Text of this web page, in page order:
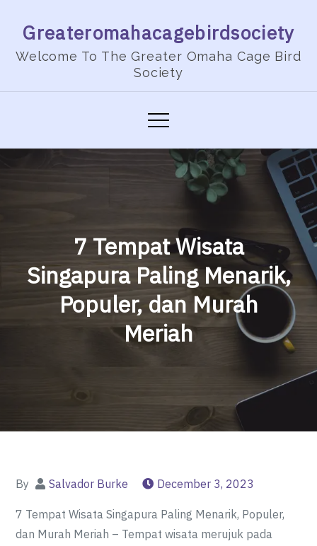
content
Greateromahacagebirdsociety
Welcome To The Greater Omaha Cage Bird
Society
7 Tempat Wisata
Singapura Paling Menarik,
Populer, dan Murah
Meriah
By Salvador Burke December 3, 2023
7 Tempat Wisata Singapura Paling Menarik, Populer,
dan Murah Meriah – Tempat wisata merujuk pada